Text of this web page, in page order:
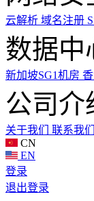
云解析 域名注册
数据中
新加坡SG1机房
公司介
关于我们 联系我们
CN
EN
登录
退出登录